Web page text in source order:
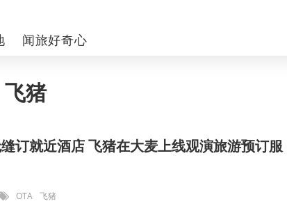
闻旅好奇心
猪
订就近酒店 飞猪在大麦上线观演旅游预订服
OTA 飞猪